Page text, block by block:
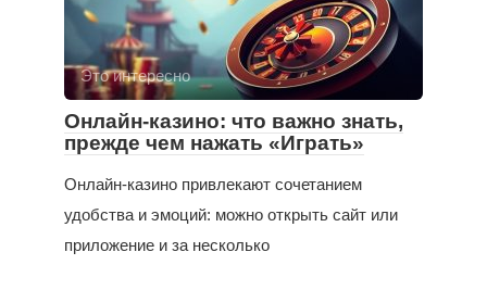
Это интересно
Онлайн-казино: что важно знать,
прежде чем нажать «Играть»
Онлайн-казино привлекают сочетанием
удобства и эмоций: можно открыть сайт или
приложение и за несколько